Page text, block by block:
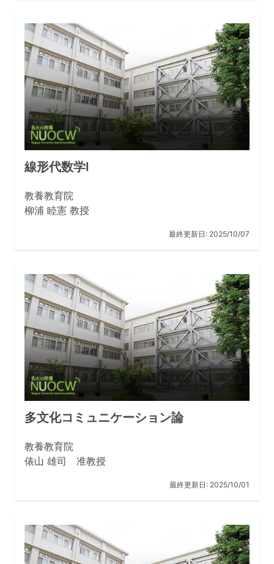
線形代数学I
教養教育院
柳浦 睦憲 教授
最終更新日: 2025/10/07
多文化コミュニケーション論
教養教育院
俵山 雄司 准教授
最終更新日: 2025/10/01